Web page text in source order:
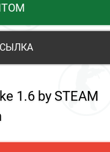
1.6 by STEAM